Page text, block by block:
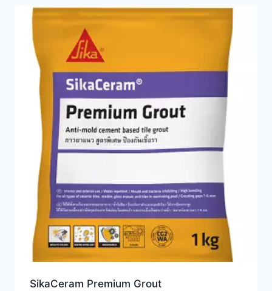
SikaCeram Premium Grout